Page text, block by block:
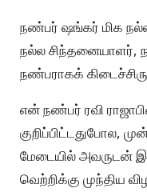
நண்பர் ஷங்கர் மிக
நல்ல சிந்தனையாளர்,
நண்பராகக்
என் நண்பர் ரவி
குறிப்பிட்டதுபோல,
மேடையில் அவருடன்
வெற்றிக்கு முந்திய